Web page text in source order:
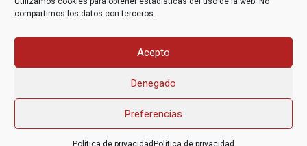
compartimos los datos con terceros.
Acepto
Denegado
Preferencias
Política de privacidad Política de privacidad
Asociación Federal Derecho a Morir Dignamente (DMD)